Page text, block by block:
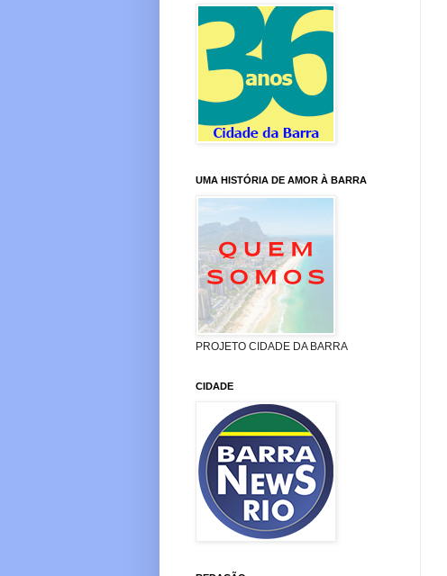
UMA HISTÓRIA DE AMOR À BARRA
PROJETO CIDADE DA BARRA
CIDADE